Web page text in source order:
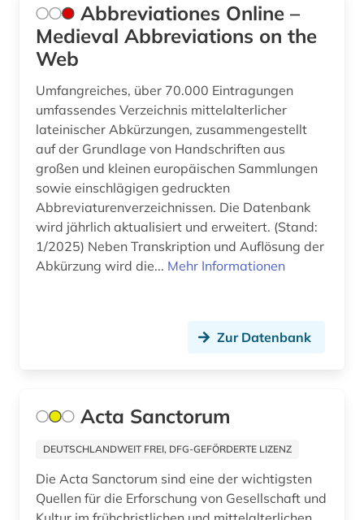
geschichte 1450-1700 (1)
geschichte 200-1500 (1)
geschichte 336 v. chr.-31 v. chr. (1)
geschichte 353 - 378 (1)
geschichte 400-1700 (1)
geschichte 500-1500 (4)
geschichte 641-1025 (1)
geschichte <1000-1140> (1)
grammatik (4)
Abbreviationes Online –
Medieval Abbreviations on the
Web
Umfangreiches, über 70.000 Eintragungen
umfassendes Verzeichnis mittelalterlicher
lateinischer Abkürzungen, zusammengestellt
auf der Grundlage von Handschriften aus
großen und kleinen europäischen Sammlungen
sowie einschlägigen gedruckten
Abbreviaturenverzeichnissen. Die Datenbank
wird jährlich aktualisiert und erweitert. (Stand:
1/2025) Neben Transkription und Auflösung der
Abkürzung wird die... Mehr Informationen
Zur Datenbank
Acta Sanctorum
DEUTSCHLANDWEIT FREI, DFG-GEFÖRDERTE LIZENZ
Die Acta Sanctorum sind eine der wichtigsten
Quellen für die Erforschung von Gesellschaft und